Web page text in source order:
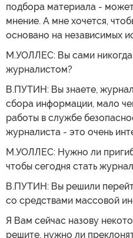
подбора материала -
мнение. А мне хочется,
основано на независимых
М.УОЛЛЕС: Вы сами никогда
журналистом?
В.ПУТИН: Вы знаете,
сбора информации, мало
работы в службе
журналиста - это очень
М.УОЛЛЕС: Нужно ли
чтобы сегодня стать
В.ПУТИН: Вы решили
со средствами массовой
Я Вам сейчас назову
решите, нужно ли